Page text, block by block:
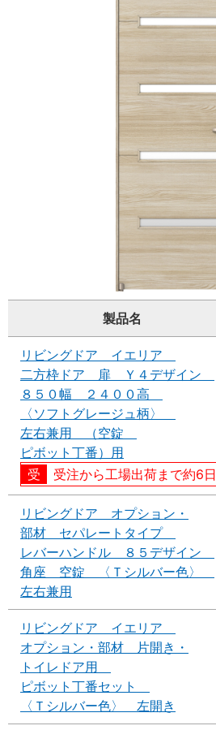
製品名
リビングドア イエリア
二方枠ドア 扉 Ｙ４デザイン
８５０幅 ２４００高
〈ソフトグレージュ柄〉
左右兼用 （空錠
ピボット丁番）用
受注から工場出荷まで約6日
リビングドア オプション・
部材 セパレートタイプ
レバーハンドル ８５デザイン
角座 空錠 〈Ｔシルバー色〉
左右兼用
リビングドア イエリア
オプション・部材 片開き・
トイレドア用
ピボット丁番セット
〈Ｔシルバー色〉 左開き